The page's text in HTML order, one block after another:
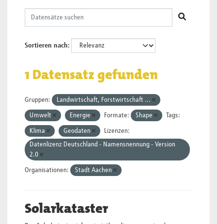
Sortieren nach
1 Datensatz gefunden
Gruppen: Landwirtschaft, Forstwirtschaft ...
Umwelt Energie Formate: Shape Tags:
Klima Geodaten
Lizenzen:
Datenlizenz Deutschland - Namensnennung - Version
2.0
Organisationen: Stadt Aachen
Solarkataster